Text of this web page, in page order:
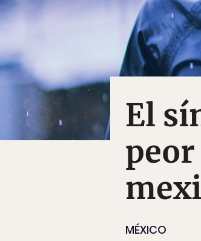
El
MÉXICO